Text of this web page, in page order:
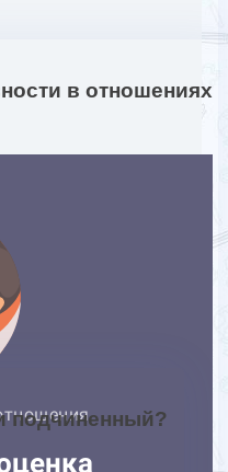
в отношениях
подчиненный?